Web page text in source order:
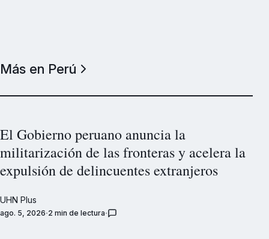
Más en Perú
El Gobierno peruano anuncia la
militarización de las fronteras y acelera la
expulsión de delincuentes extranjeros
UHN Plus
ago. 5, 2026 2 min de lectura